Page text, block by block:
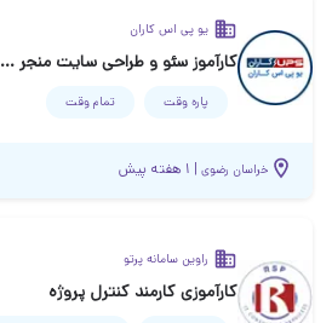
یو پی اس کاران
کارآموز سئو و طراحی سایت منجر به استخدام
پاره وقت تمام وقت
خراسان رضوی | ۱ هفته پیش
راوین سامانه پرتو
کارآموزی کارمند کنترل پروژه